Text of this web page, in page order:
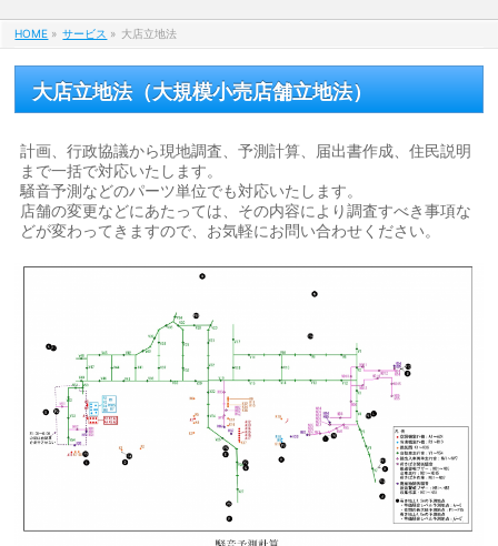
HOME » サービス » 大店立地法
大店立地法（大規模小売店舗立地法）
計画、行政協議から現地調査、予測計算、届出書作成、住民説明
まで一括で対応いたします。
騒音予測などのパーツ単位でも対応いたします。
店舗の変更などにあたっては、その内容により調査すべき事項な
どが変わってきますので、お気軽にお問い合わせください。